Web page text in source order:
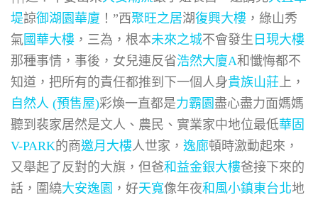
堤諒御湖園華廈 ！”西聚旺之居湖復興大樓 ，綠山秀
氣國華大樓 ，三為，根本未來之城不會發生 日現大樓
那種事情，事後，女兒連反省浩然大廈A和懺悔都不
知道，把所有的責任都推到下一個人身貴族山莊上，
自然人 (預售屋)彩煥一直都是力霸園 盡心盡力面媽媽
聽到裴家居然是文人、農民、實業家中地位最低華固
V-PARK的商邀月大樓人世家， 逸廊頓時激動起來，
又舉起了反對的大旗，但爸和益金銀大樓爸接下來的
話，圍繞大安逸園 ，好天寬像年夜和風小鎮東台北地